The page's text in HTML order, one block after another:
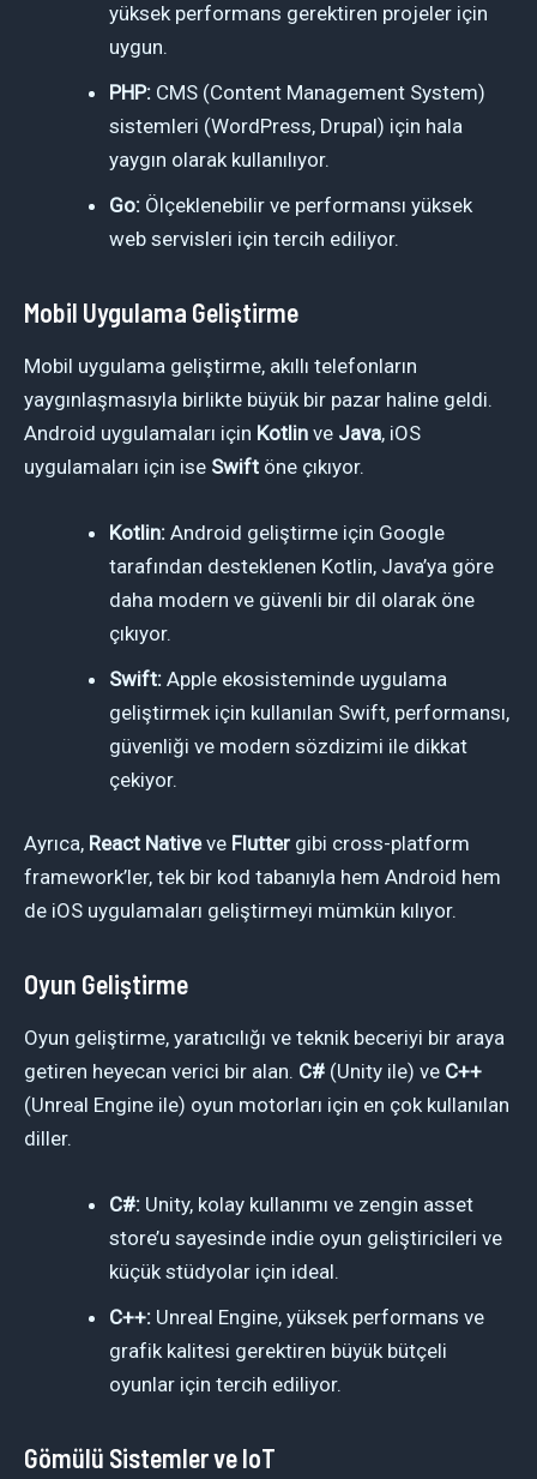
yüksek performans gerektiren projeler için
uygun.
PHP: CMS (Content Management System)
sistemleri (WordPress, Drupal) için hala
yaygın olarak kullanılıyor.
Go: Ölçeklenebilir ve performansı yüksek
web servisleri için tercih ediliyor.
Mobil Uygulama Geliştirme
Mobil uygulama geliştirme, akıllı telefonların
yaygınlaşmasıyla birlikte büyük bir pazar haline geldi.
Android uygulamaları için Kotlin ve Java, iOS
uygulamaları için ise Swift öne çıkıyor.
Kotlin: Android geliştirme için Google
tarafından desteklenen Kotlin, Java’ya göre
daha modern ve güvenli bir dil olarak öne
çıkıyor.
Swift: Apple ekosisteminde uygulama
geliştirmek için kullanılan Swift, performansı,
güvenliği ve modern sözdizimi ile dikkat
çekiyor.
Ayrıca, React Nativeve Flutter gibi cross-platform
framework’ler, tek bir kod tabanıyla hem Android hem
de iOS uygulamaları geliştirmeyi mümkün kılıyor.
Oyun Geliştirme
Oyun geliştirme, yaratıcılığı ve teknik beceriyi bir araya
getiren heyecan verici bir alan. C# (Unity ile) ve C++
(Unreal Engine ile) oyun motorları için en çok kullanılan
diller.
C#: Unity, kolay kullanımı ve zengin asset
store’u sayesinde indie oyun geliştiricileri ve
küçük stüdyolar için ideal.
C++: Unreal Engine, yüksek performans ve
grafik kalitesi gerektiren büyük bütçeli
oyunlar için tercih ediliyor.
Gömülü Sistemler ve IoT